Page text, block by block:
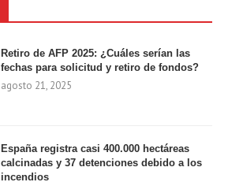
Retiro de AFP 2025: ¿Cuáles serían las
fechas para solicitud y retiro de fondos?
agosto 21, 2025
España registra casi 400.000 hectáreas
calcinadas y 37 detenciones debido a los
incendios